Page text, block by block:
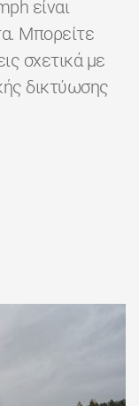
είναι
Μπορείτε
σχετικά με
δικτύωσης